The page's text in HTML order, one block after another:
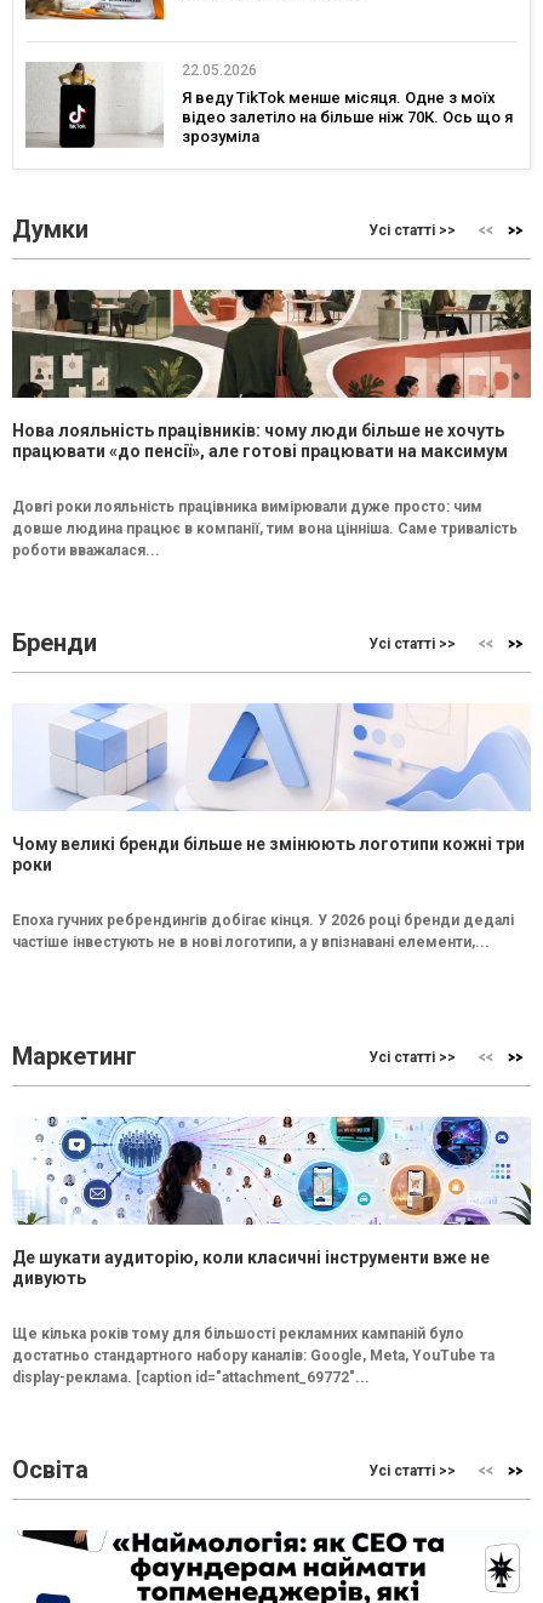
22.05.2026
Я веду TikTok менше місяця. Одне з моїх
відео залетіло на більше ніж 70К. Ось що я
зрозуміла
Думки Усі статті >>
Нова лояльність працівників: чому люди більше не хочуть
працювати «до пенсії», але готові працювати на максимум
Довгі роки лояльність працівника вимірювали дуже просто: чим
довше людина працює в компанії, тим вона цінніша. Саме тривалість
роботи вважалася...
Бренди Усі статті >>
Чому великі бренди більше не змінюють логотипи кожні три
роки
Епоха гучних ребрендингів добігає кінця. У 2026 році бренди дедалі
частіше інвестують не в нові логотипи, а у впізнавані елементи,...
Маркетинг Усі статті >>
Де шукати аудиторію, коли класичні інструменти вже не
дивують
Ще кілька років тому для більшості рекламних кампаній було
достатньо стандартного набору каналів: Google, Meta, YouTube та
display-реклама. [caption id="attachment_69772"...
Освіта Усі статті >>